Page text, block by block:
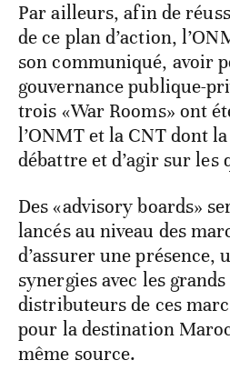
Par ailleurs, afin de
de ce plan d’action,
son communiqué, avoir
gouvernance publique-
trois «War Rooms» ont
l’ONMT et la CNT dont
débattre et d’agir sur les
Des «advisory boards»
lancés au niveau des
d’assurer une présence,
synergies avec les
distributeurs de ces
pour la destination
même source.